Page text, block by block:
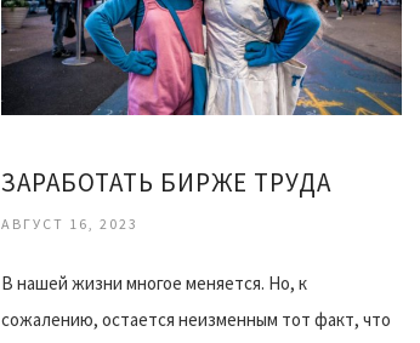
ЗАРАБОТАТЬ БИРЖЕ ТРУДА
АВГУСТ 16, 2023
В нашей жизни многое меняется. Но, к
сожалению, остается неизменным тот факт, что